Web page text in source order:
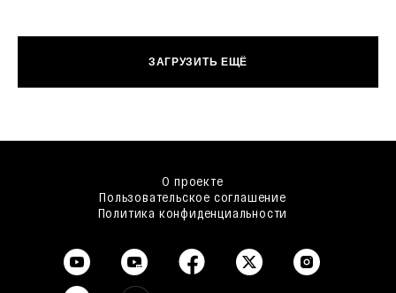
ЗАГРУЗИТЬ ЕЩЁ
О проекте
Пользовательское соглашение
Политика конфиденциальности